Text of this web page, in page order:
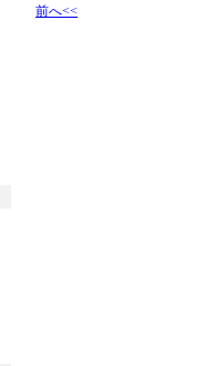
前へ<<